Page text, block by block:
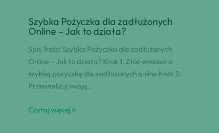
Szybka Pożyczka dla zadłużonych
Online – Jak to działa?
Spis Treści Szybka Pożyczka dla zadłużonych
Online – Jak to działa? Krok 1: Złóż wniosek o
szybką pożyczkę dla zadłużonych online Krok 2:
Przeanalizuj swoją…
Czytaj więcej >